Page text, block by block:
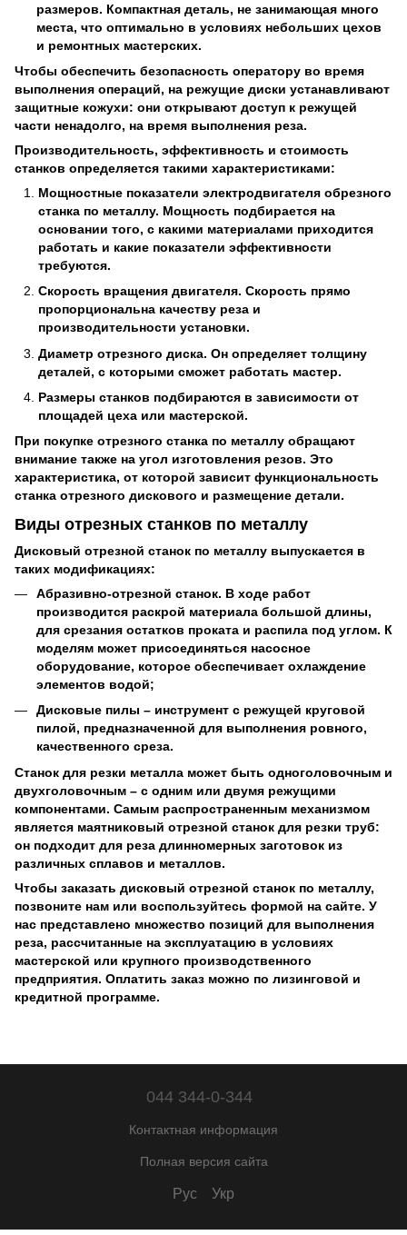
размеров. Компактная деталь, не занимающая много
места, что оптимально в условиях небольших цехов
и ремонтных мастерских.
Чтобы обеспечить безопасность оператору во время
выполнения операций, на режущие диски устанавливают
защитные кожухи: они открывают доступ к режущей
части ненадолго, на время выполнения реза.
Производительность, эффективность и стоимость
станков определяется такими характеристиками:
Мощностные показатели электродвигателя обрезного
станка по металлу. Мощность подбирается на
основании того, с какими материалами приходится
работать и какие показатели эффективности
требуются.
Скорость вращения двигателя. Скорость прямо
пропорциональна качеству реза и
производительности установки.
Диаметр отрезного диска. Он определяет толщину
деталей, с которыми сможет работать мастер.
Размеры станков подбираются в зависимости от
площадей цеха или мастерской.
При покупке отрезного станка по металлу обращают
внимание также на угол изготовления резов. Это
характеристика, от которой зависит функциональность
станка отрезного дискового и размещение детали.
Виды отрезных станков по металлу
Дисковый отрезной станок по металлу выпускается в
таких модификациях:
Абразивно-отрезной станок. В ходе работ
производится раскрой материала большой длины,
для срезания остатков проката и распила под углом. К
моделям может присоединяться насосное
оборудование, которое обеспечивает охлаждение
элементов водой;
Дисковые пилы – инструмент с режущей круговой
пилой, предназначенной для выполнения ровного,
качественного среза.
Станок для резки металла может быть одноголовочным и
двухголовочным – с одним или двумя режущими
компонентами. Самым распространенным механизмом
является маятниковый отрезной станок для резки труб:
он подходит для реза длинномерных заготовок из
различных сплавов и металлов.
Чтобы заказать дисковый отрезной станок по металлу,
позвоните нам или воспользуйтесь формой на сайте. У
нас представлено множество позиций для выполнения
реза, рассчитанные на эксплуатацию в условиях
мастерской или крупного производственного
предприятия. Оплатить заказ можно по лизинговой и
кредитной программе.
044 344-0-344
Контактная информация
Полная версия сайта
Рус Укр